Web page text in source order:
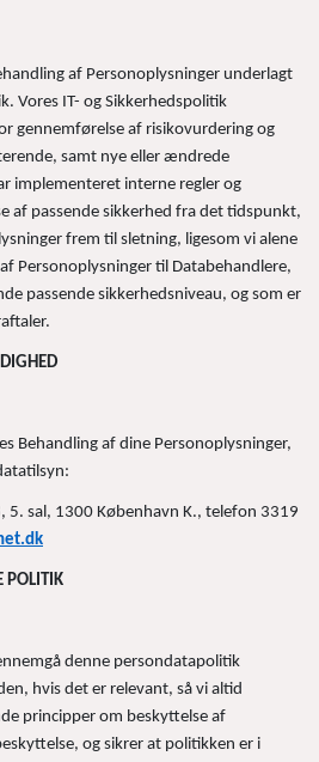
af Personoplysninger underlagt
Vores IT- og Sikkerhedspolitik
gennemførelse af risikovurdering og
samt nye eller ændrede
implementeret interne regler og
af passende sikkerhed fra det tidspunkt,
frem til sletning, ligesom vi alene
Personoplysninger til Databehandlere,
passende sikkerhedsniveau, og som er
Behandling af dine Personoplysninger,
5. sal, 1300 København K., telefon 3319
POLITIK
denne persondatapolitik
hvis det er relevant, så vi altid
principper om beskyttelse af
og sikrer at politikken er i